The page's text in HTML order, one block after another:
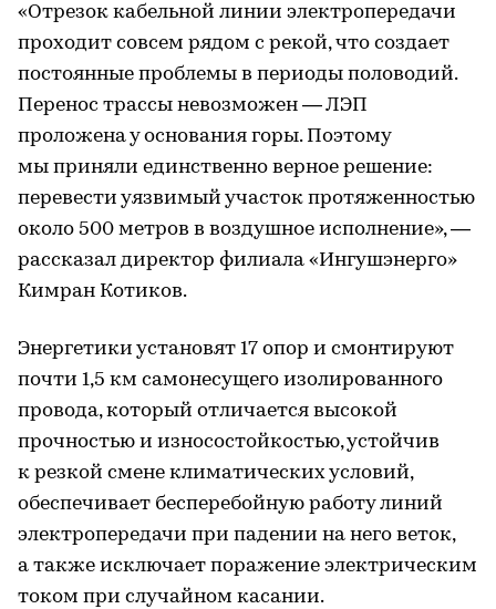
«Отрезок кабельной линии электропередачи
проходит совсем рядом с рекой, что создает
постоянные проблемы в периоды половодий.
Перенос трассы невозможен — ЛЭП
проложена у основания горы. Поэтому
мы приняли единственно верное решение:
перевести уязвимый участок протяженностью
около 500 метров в воздушное исполнение», —
рассказал директор филиала «Ингушэнерго»
Кимран Котиков.
Энергетики установят 17 опор и смонтируют
почти 1,5 км самонесущего изолированного
провода, который отличается высокой
прочностью и износостойкостью, устойчив
к резкой смене климатических условий,
обеспечивает бесперебойную работу линий
электропередачи при падении на него веток,
а также исключает поражение электрическим
током при случайном касании.